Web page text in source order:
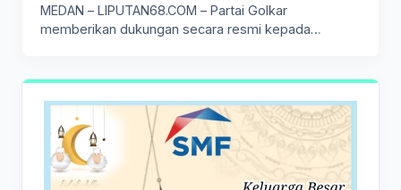
MEDAN – LIPUTAN68.COM – Partai Golkar
memberikan dukungan secara resmi kepada